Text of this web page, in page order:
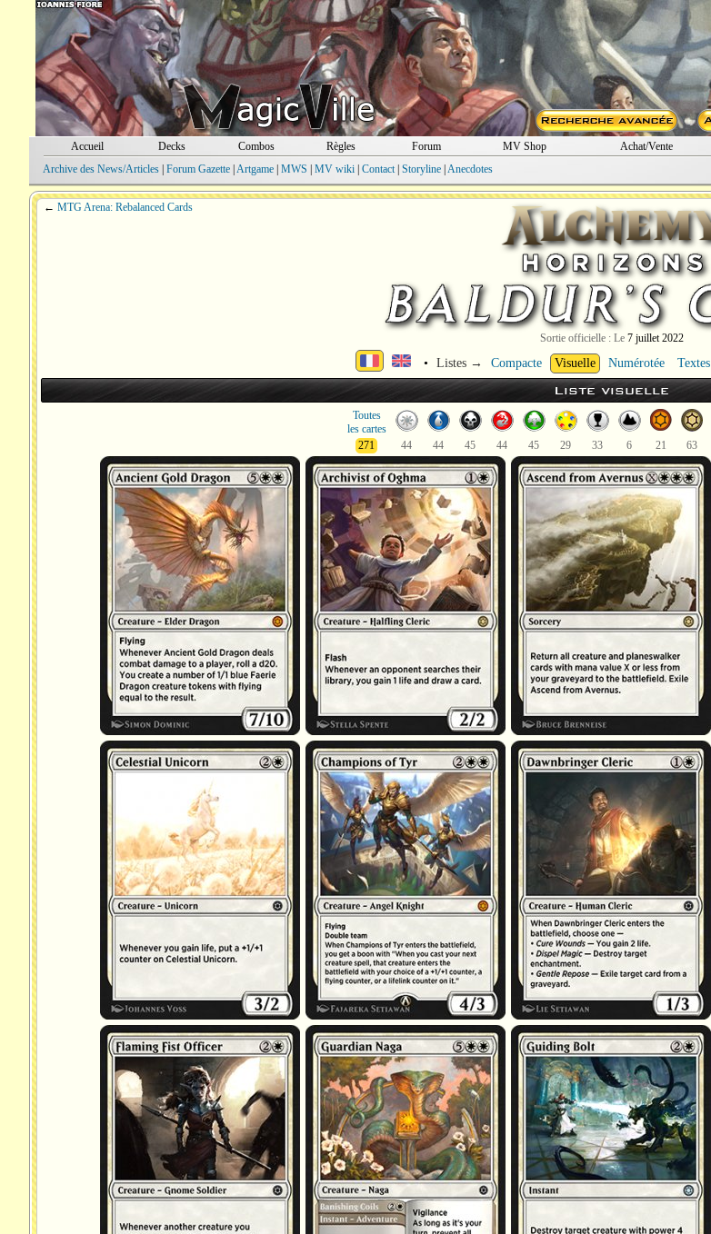
Accueil Decks Combos Règles Forum MV Shop Achat/Vente
Archive des News/Articles| Forum Gazette| Artgame| MWS MV wiki| Contact| Storyline| Anecdotes
← MTG Arena: Rebalanced Cards
Sortie officielle : Le 7 juillet 2022
• Listes → Compacte Visuelle Numérotée Textes
Liste visuelle
Toutes
les cartes
271
44 44 45 44 45 29 33 6 21 63
Dragon d'or ancien Archiviste d'Oghma Ascension d'Averne
Licorne céleste Champions de Tyr Clerc porteur de l'aube
Officier du Poing enflammé
Naga gardien
Anneaux de bannissement
Éclair traçant